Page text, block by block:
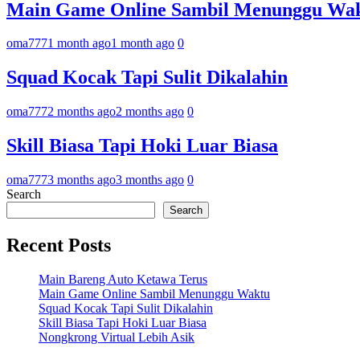
Main Game Online Sambil Menunggu
oma7771 month ago1 month ago 0
Squad Kocak Tapi Sulit Dikalahin
oma7772 months ago2 months ago 0
Skill Biasa Tapi Hoki Luar Biasa
oma7773 months ago3 months ago 0
Search
Search
Recent Posts
Main Bareng Auto Ketawa Terus
Main Game Online Sambil Menunggu Waktu
Squad Kocak Tapi Sulit Dikalahin
Skill Biasa Tapi Hoki Luar Biasa
Nongkrong Virtual Lebih Asik